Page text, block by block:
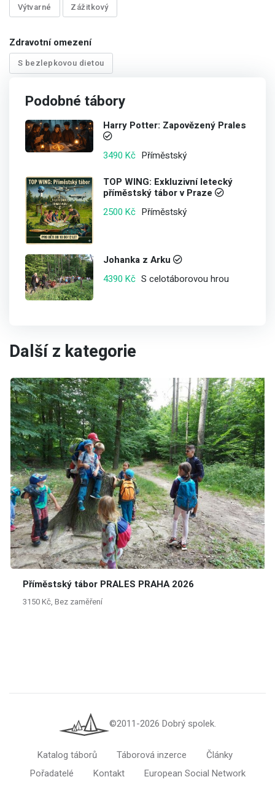
Podobné tábory
Harry Potter: Zapovězený Prales
3490 Kč Příměstský
TOP WING: Exkluzivní letecký
příměstský tábor v Praze
2500 Kč Příměstský
Johanka z Arku
4390 Kč S celotáborovou hrou
Výtvarné Zážitkový
Zdravotní omezení
S bezlepkovou dietou
Další z kategorie
Příměstský tábor PRALES PRAHA 2026
3150 Kč, Bez zaměření
©2011-2026 Dobrý spolek.
Katalog táborů Táborová inzerce
Články
Pořadatelé
Kontakt European Social Network